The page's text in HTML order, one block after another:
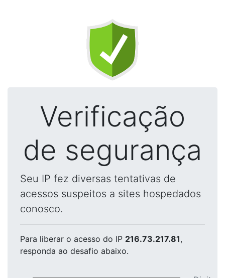
Verificação
de segurança
Seu IP fez diversas tentativas de
acessos suspeitos a sites hospedados
conosco.
Para liberar o acesso do IP 216.73.217.81,
responda ao desafio abaixo.